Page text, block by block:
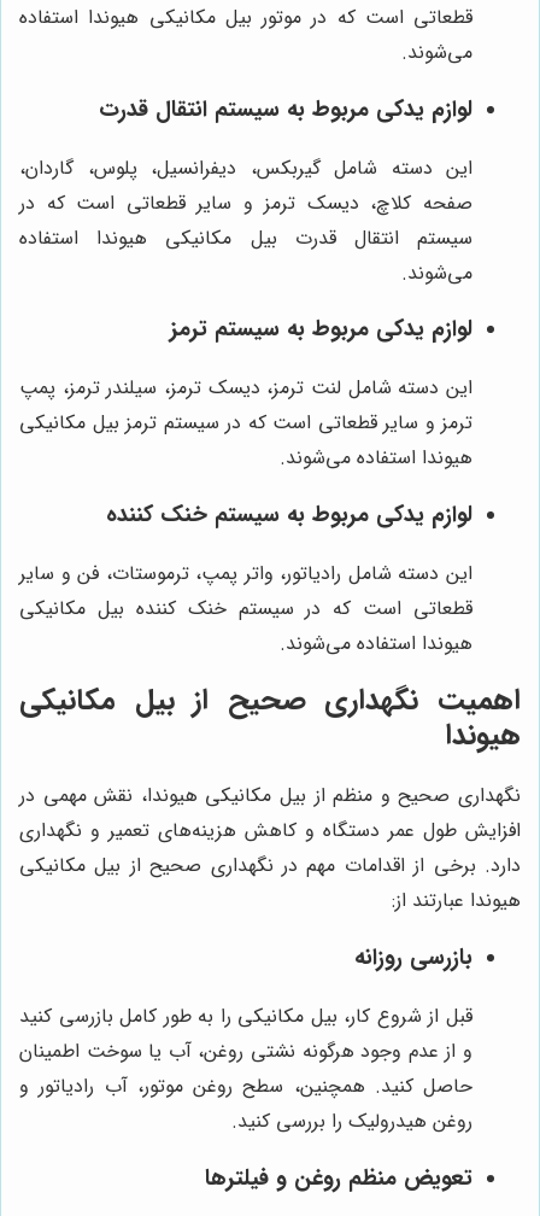
قطعاتی است که در موتور بیل مکانیکی هیوندا استفاده
می‌شوند.
لوازم یدکی مربوط به سیستم انتقال قدرت
این دسته شامل گیربکس، دیفرانسیل، پلوس، گاردان،
صفحه کلاچ، دیسک ترمز و سایر قطعاتی است که در
سیستم انتقال قدرت بیل مکانیکی هیوندا استفاده
می‌شوند.
لوازم یدکی مربوط به سیستم ترمز
این دسته شامل لنت ترمز، دیسک ترمز، سیلندر ترمز، پمپ
ترمز و سایر قطعاتی است که در سیستم ترمز بیل مکانیکی
هیوندا استفاده می‌شوند.
لوازم یدکی مربوط به سیستم خنک کننده
این دسته شامل رادیاتور، واتر پمپ، ترموستات، فن و سایر
قطعاتی است که در سیستم خنک کننده بیل مکانیکی
هیوندا استفاده می‌شوند.
اهمیت نگهداری صحیح از بیل مکانیکی
هیوندا
نگهداری صحیح و منظم از بیل مکانیکی هیوندا، نقش مهمی در
افزایش طول عمر دستگاه و کاهش هزینه‌های تعمیر و نگهداری
دارد. برخی از اقدامات مهم در نگهداری صحیح از بیل مکانیکی
هیوندا عبارتند از:
بازرسی روزانه
قبل از شروع کار، بیل مکانیکی را به طور کامل بازرسی کنید
و از عدم وجود هرگونه نشتی روغن، آب یا سوخت اطمینان
حاصل کنید. همچنین، سطح روغن موتور، آب رادیاتور و
روغن هیدرولیک را بررسی کنید.
تعویض منظم روغن و فیلترها